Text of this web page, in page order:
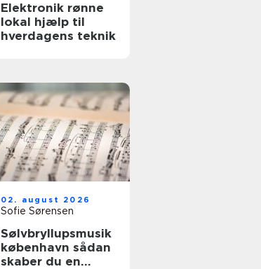
Elektronik rønne
lokal hjælp til
hverdagens teknik
02. august 2026
Sofie Sørensen
Sølvbryllupsmusik
københavn sådan
skaber du en